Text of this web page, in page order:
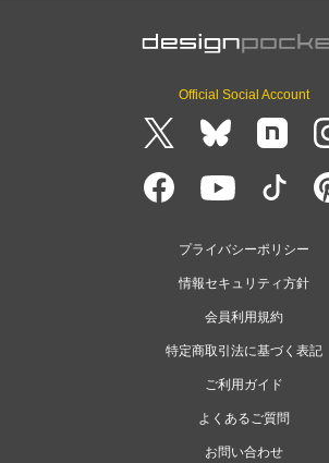
Official Social Account
プライバシーポリシー
情報セキュリティ方針
会員利用規約
特定商取引法に基づく表記
ご利用ガイド
よくあるご質問
お問い合わせ